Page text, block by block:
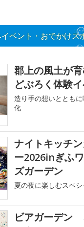
ベント・おでかけス
郡上の風土が育
どぶろく体験
造り手の想いととも
化
ナイトキッチ
ー2026inぎふ
ズガーデン
夏の夜に楽しむスペ
ビアガーデン